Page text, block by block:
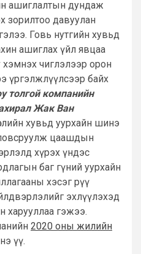
ашиглалтын дундаж
зорилтоо давуулан
Говь нутгийн хувьд
ашиглах үйл явцаа
чиглэлээр орон
үргэлжлүүлсээр байх
толгой компанийн
Жак Ван
хувьд уурхайн шинэ
цаашдын
хүрэх үндэс
баг гүний уурхайн
хэсэг рүү
эхлүүлэхэд
харууллаа гэжээ.
2020 оны жилийн
үү.